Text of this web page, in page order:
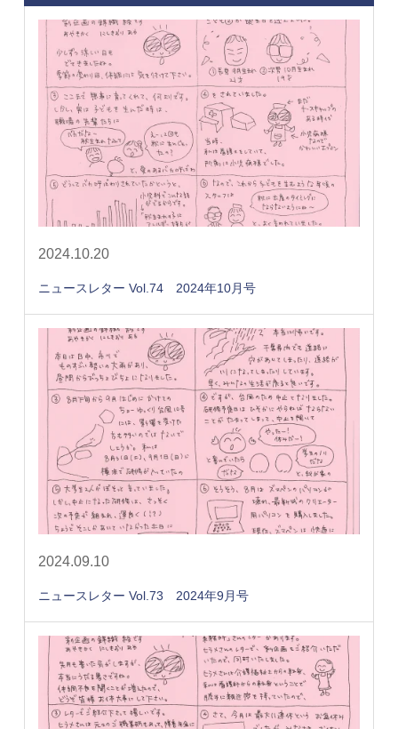
2024.10.20
ニュースレター Vol.74 2024年10月号
2024.09.10
ニュースレター Vol.73 2024年9月号